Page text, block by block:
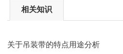
相关知识
关于吊装带的特点用途分析